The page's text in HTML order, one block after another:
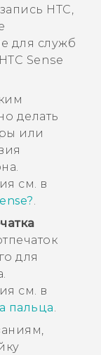
HTC,
для служб
HTC Sense
делать
или
см. в
для
см. в
пальца